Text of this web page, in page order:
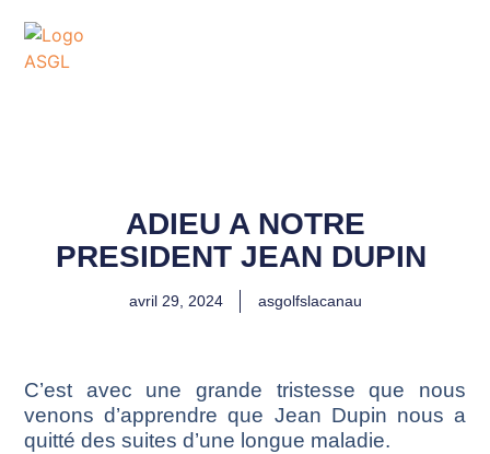
ADIEU A NOTRE
PRESIDENT JEAN DUPIN
avril 29, 2024 asgolfslacanau
C’est avec une grande tristesse que nous
venons d’apprendre que Jean Dupin nous a
quitté des suites d’une longue maladie.